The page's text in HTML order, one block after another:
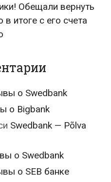
Обещали вернуть
итоге с его счета
о Swedbank
о Bigbank
Swedbank — Põlva
о Swedbank
о SEB банке